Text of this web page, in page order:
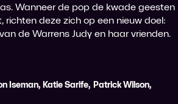
Wanneer de pop de kwade geesten
richten deze zich op een nieuw doel:
de Warrens Judy en haar vrienden.
Iseman, Katie Sarife, Patrick Wilson,